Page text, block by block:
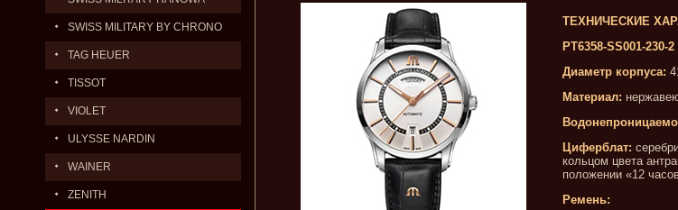
SWISS MILITARY BY CHRONO
TAG HEUER
TISSOT
VIOLET
ULYSSE NARDIN
WAINER
ZENITH
ТЕХНИЧЕСКИЕ
PT6358-SS001-230-2
Диаметр корпуса:
Материал:
Циферблат:
кольцом цвета
положении «12
Ремень: